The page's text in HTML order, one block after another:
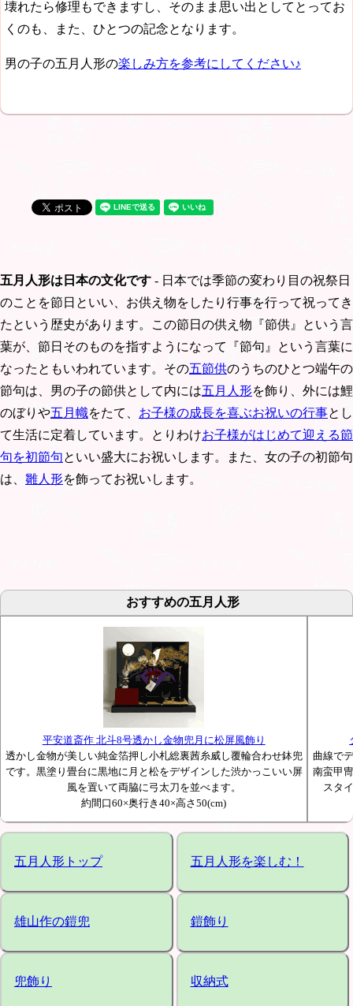
壊れたら修理もできますし、そのまま思い出としてとってお
くのも、また、ひとつの記念となります。
男の子の五月人形の楽しみ方を参考にしてください♪
五月人形は日本の文化です - 日本では季節の変わり目の祝祭日
のことを節日といい、お供え物をしたり行事を行って祝ってき
たという歴史があります。この節日の供え物『節供』という言
葉が、節日そのものを指すようになって『節句』という言葉に
なったともいわれています。その五節供のうちのひとつ端午の
節句は、男の子の節供として内には五月人形を飾り、外には鯉
のぼりや五月幟をたて、 お子様の成長を喜ぶお祝いの行事とし
て生活に定着しています。とりわけお子様がはじめて迎える節
句を初節句といい盛大にお祝いします。また、女の子の初節句
は、 雛人形を飾ってお祝いします。
おすすめの五月人形
平安道斎作 北斗8号透かし金物兜月に松屏風飾り
透かし金物が美しい純金箔押し小札総裏茜糸威し覆輪合わせ鉢兜
です。黒塗り畳台に黒地に月と松をデザインした渋かっこいい屏
風を置いて両脇に弓太刀を並べます。
約間口60×奥行き40×高さ50(cm)
曲線で
南蛮甲
スタ
五月人形トップ 五月人形を楽しむ！
雄山作の鎧兜 鎧飾り
兜飾り 収納式